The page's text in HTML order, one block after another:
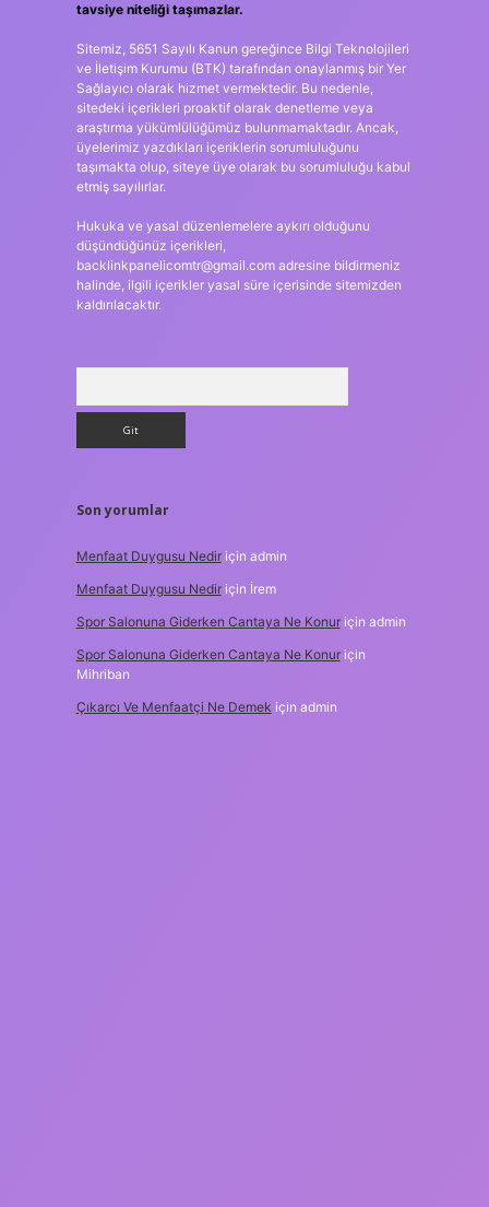
tavsiye niteliği taşımazlar.
Sitemiz, 5651 Sayılı Kanun gereğince Bilgi Teknolojileri
ve İletişim Kurumu (BTK) tarafından onaylanmış bir Yer
Sağlayıcı olarak hizmet vermektedir. Bu nedenle,
sitedeki içerikleri proaktif olarak denetleme veya
araştırma yükümlülüğümüz bulunmamaktadır. Ancak,
üyelerimiz yazdıkları içeriklerin sorumluluğunu
taşımakta olup, siteye üye olarak bu sorumluluğu kabul
etmiş sayılırlar.
Hukuka ve yasal düzenlemelere aykırı olduğunu
düşündüğünüz içerikleri,
backlinkpanelicomtr@gmail.comadresine bildirmeniz
halinde, ilgili içerikler yasal süre içerisinde sitemizden
kaldırılacaktır.
Son yorumlar
Menfaat Duygusu Nediriçin admin
Menfaat Duygusu Nediriçin İrem
Spor Salonuna Giderken Cantaya Ne Konuriçin admin
Spor Salonuna Giderken Cantaya Ne Konuriçin
Mihriban
Çıkarcı Ve Menfaatçi Ne Demek için admin